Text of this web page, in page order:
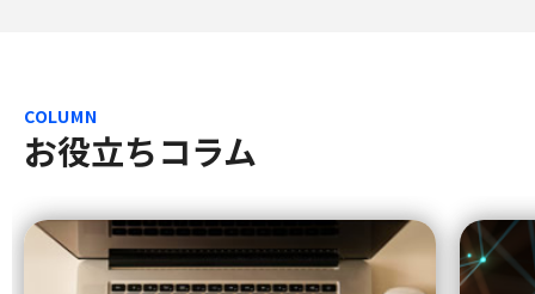
COLUMN
お役立ちコラム